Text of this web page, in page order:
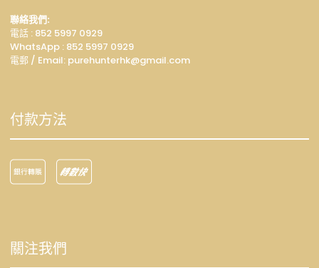
聯絡我們:
電話 : 852 5997 0929
WhatsApp : 852 5997 0929
電郵 / Email: purehunterhk@gmail.com
付款方法
關注我們